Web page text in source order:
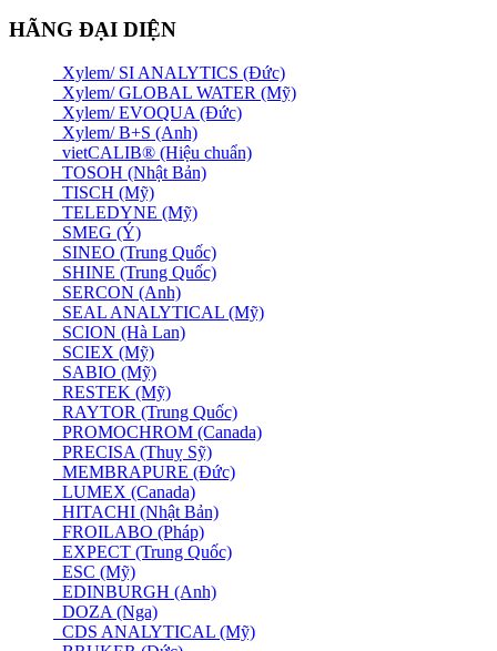
HÃNG ĐẠI DIỆN
Xylem/ SI ANALYTICS (Đức)
Xylem/ GLOBAL WATER (Mỹ)
Xylem/ EVOQUA (Đức)
Xylem/ B+S (Anh)
vietCALIB® (Hiệu chuẩn)
TOSOH (Nhật Bản)
TISCH (Mỹ)
TELEDYNE (Mỹ)
SMEG (Ý)
SINEO (Trung Quốc)
SHINE (Trung Quốc)
SERCON (Anh)
SEAL ANALYTICAL (Mỹ)
SCION (Hà Lan)
SCIEX (Mỹ)
SABIO (Mỹ)
RESTEK (Mỹ)
RAYTOR (Trung Quốc)
PROMOCHROM (Canada)
PRECISA (Thuỵ Sỹ)
MEMBRAPURE (Đức)
LUMEX (Canada)
HITACHI (Nhật Bản)
FROILABO (Pháp)
EXPECT (Trung Quốc)
ESC (Mỹ)
EDINBURGH (Anh)
DOZA (Nga)
CDS ANALYTICAL (Mỹ)